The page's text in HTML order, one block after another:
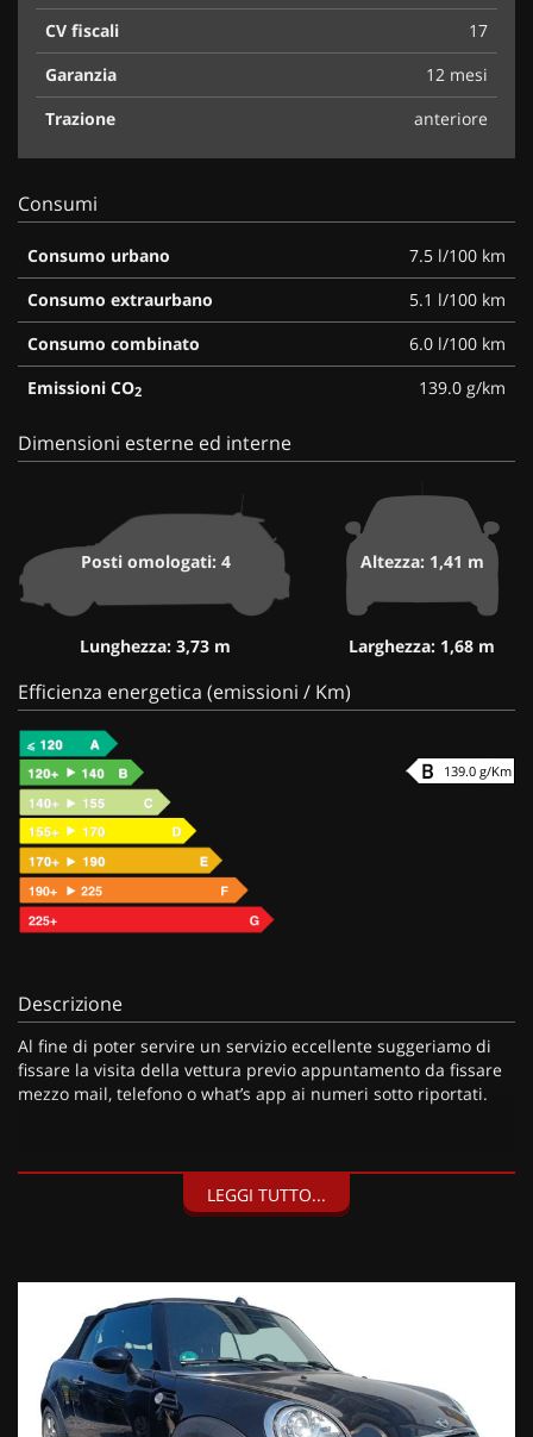
CV fiscali
17
Garanzia
12 mesi
Trazione
anteriore
Consumi
Consumo urbano
7.5 l/100 km
Consumo extraurbano
5.1 l/100 km
Consumo combinato
6.0 l/100 km
Emissioni CO2 139.0 g/km
Dimensioni esterne ed interne
Posti omologati: 4
Lunghezza: 3,73 m
Altezza: 1,41 m
Larghezza: 1,68 m
Efficienza energetica (emissioni / Km)
139.0 g/Km
Descrizione
Al fine di poter servire un servizio eccellente suggeriamo di
fissare la visita della vettura previo appuntamento da fissare
mezzo mail, telefono o what’s app ai numeri sotto riportati.
• Consegna a domicilio;
individuali/società);
• Polizze Kasko fino a 60 mesi di durata con estensione “valore
a nuovo”;
• Garanzia legale di Conformità prevista obbligatoriamente
dal Codice del Consumo;
• Garanzia estendibile fino a 60 mesi.
LEGGI TUTTO...